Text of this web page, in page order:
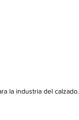
la industria del calzado.